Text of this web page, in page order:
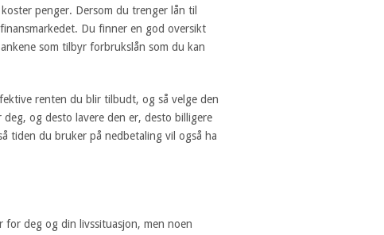
penger. Dersom du trenger lån til
Du finner en god oversikt
som tilbyr forbrukslån som du kan
renten du blir tilbudt, og så velge den
og desto lavere den er, desto billigere
tiden du bruker på nedbetaling vil også ha
for deg og din livssituasjon, men noen